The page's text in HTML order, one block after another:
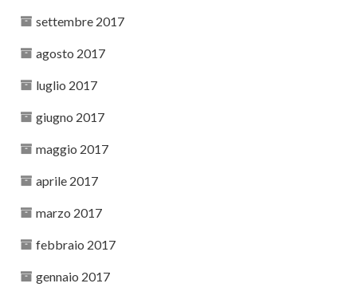
settembre 2017
agosto 2017
luglio 2017
giugno 2017
maggio 2017
aprile 2017
marzo 2017
febbraio 2017
gennaio 2017